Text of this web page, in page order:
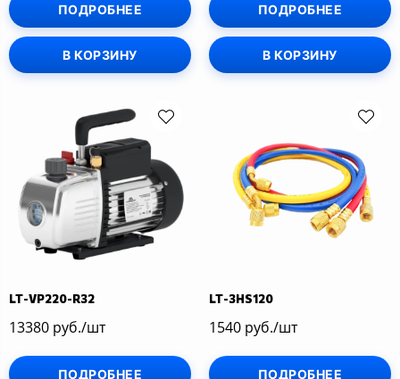
ПОДРОБНЕЕ
В КОРЗИНУ
ПОДРОБНЕЕ
В КОРЗИНУ
LT-VP220-R32
13380 руб./шт
ПОДРОБНЕЕ
LT-3HS120
1540 руб./шт
ПОДРОБНЕЕ